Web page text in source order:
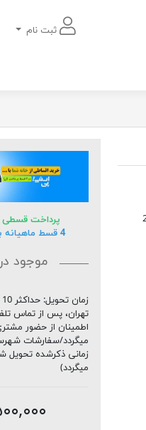
ثبت نام
280
پرداخت
4 قسط ماهیانه بدون کارمزد
موجود در
زمان تحویل:
تهران، پس از تماس
اطمینان از حضور
میگردد/سفارشات
زمانی ذکرشده
میگردد)
۲,۵۰۰,۰۰۰